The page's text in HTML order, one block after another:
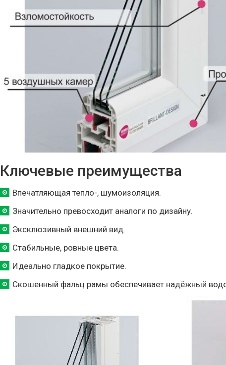
Ключевые преимущества
Впечатляющая тепло-, шумоизоляция.
Значительно превосходит аналоги по дизайну.
Эксклюзивный внешний вид.
Стабильные, ровные цвета.
Идеально гладкое покрытие.
Скошенный фальц рамы обеспечивает надёжный